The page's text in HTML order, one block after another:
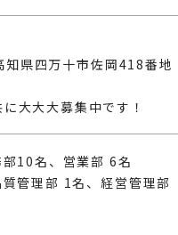
県四万十市佐岡418番地
大大大募集中です！
10名、営業部 6名
管理部 1名、経営管理部